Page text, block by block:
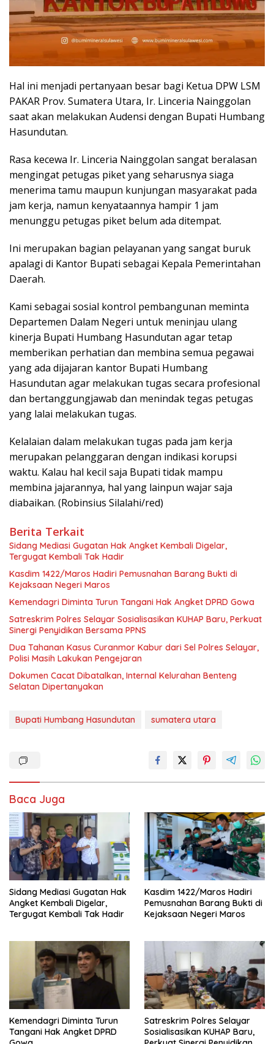
Hal ini menjadi pertanyaan besar bagi Ketua DPW LSM
PAKAR Prov. Sumatera Utara, Ir. Linceria Nainggolan
saat akan melakukan Audensi dengan Bupati Humbang
Hasundutan.
Rasa kecewa Ir. Linceria Nainggolan sangat beralasan
mengingat petugas piket yang seharusnya siaga
menerima tamu maupun kunjungan masyarakat pada
jam kerja, namun kenyataannya hampir 1 jam
menunggu petugas piket belum ada ditempat.
Ini merupakan bagian pelayanan yang sangat buruk
apalagi di Kantor Bupati sebagai Kepala Pemerintahan
Daerah.
Kami sebagai sosial kontrol pembangunan meminta
Departemen Dalam Negeri untuk meninjau ulang
kinerja Bupati Humbang Hasundutan agar tetap
memberikan perhatian dan membina semua pegawai
yang ada dijajaran kantor Bupati Humbang
Hasundutan agar melakukan tugas secara profesional
dan bertanggungjawab dan menindak tegas petugas
yang lalai melakukan tugas.
Kelalaian dalam melakukan tugas pada jam kerja
merupakan pelanggaran dengan indikasi korupsi
waktu. Kalau hal kecil saja Bupati tidak mampu
membina jajarannya, hal yang lainpun wajar saja
diabaikan. (Robinsius Silalahi/red)
Berita Terkait
Sidang Mediasi Gugatan Hak Angket Kembali Digelar,
Tergugat Kembali Tak Hadir
Kasdim 1422/Maros Hadiri Pemusnahan Barang Bukti di
Kejaksaan Negeri Maros
Kemendagri Diminta Turun Tangani Hak Angket DPRD Gowa
Satreskrim Polres Selayar Sosialisasikan KUHAP Baru, Perkuat
Sinergi Penyidikan Bersama PPNS
Dua Tahanan Kasus Curanmor Kabur dari Sel Polres Selayar,
Polisi Masih Lakukan Pengejaran
Dokumen Cacat Dibatalkan, Internal Kelurahan Benteng
Selatan Dipertanyakan
Bupati Humbang Hasundutan sumatera utara
Baca Juga
Sidang Mediasi Gugatan Hak
Angket Kembali Digelar,
Tergugat Kembali Tak Hadir
Kasdim 1422/Maros Hadiri
Pemusnahan Barang Bukti di
Kejaksaan Negeri Maros
Kemendagri Diminta Turun
Tangani Hak Angket DPRD
Satreskrim Polres Selayar
Sosialisasikan KUHAP Baru,